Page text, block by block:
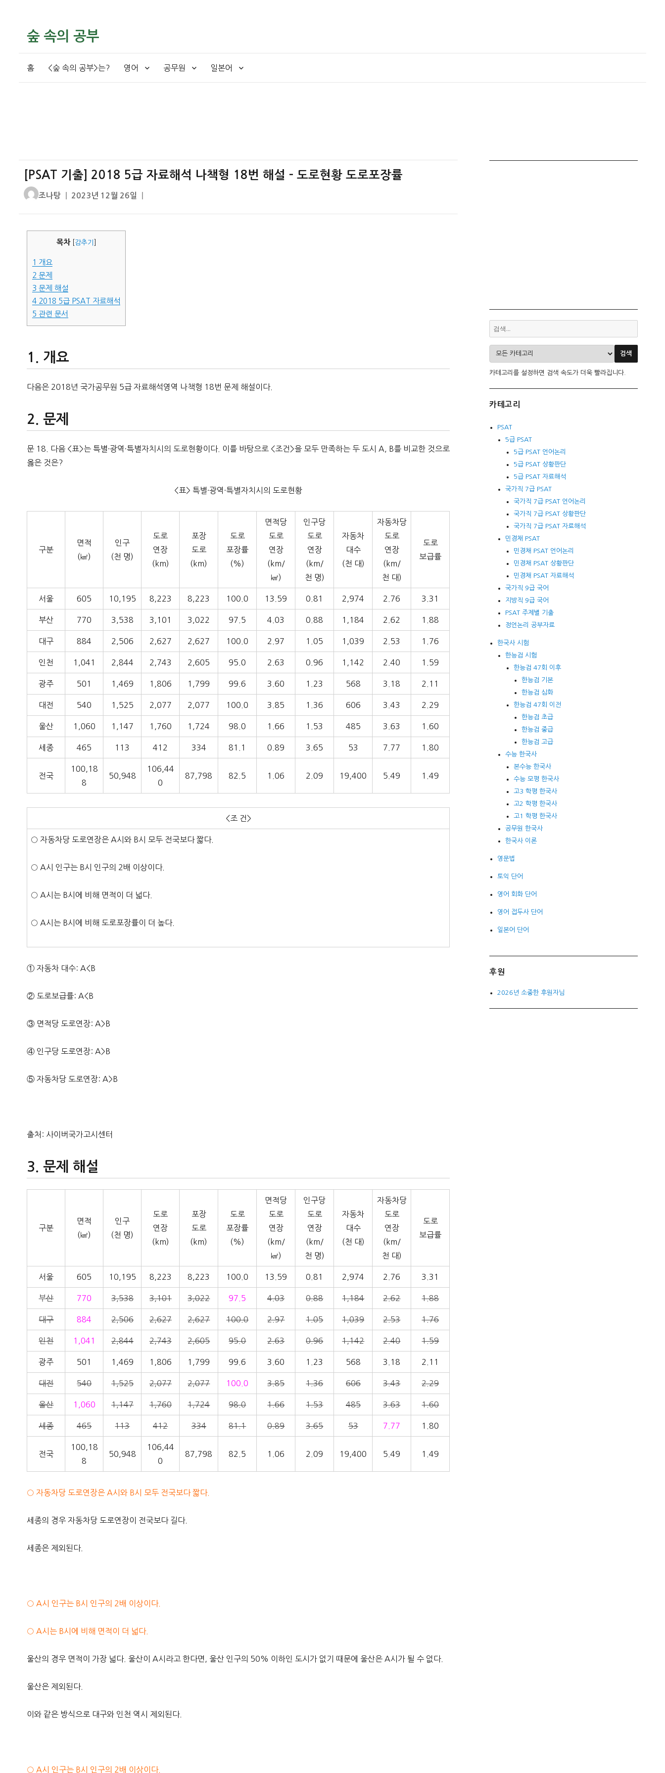
숲 속의 공부
홈 <숲 속의 공부>는? 영어 공무원 일본어
[PSAT 기출] 2018 5급 자료해석 나책형 18번 해설 – 도로현황 도로포장률
글
조나탕
작
자
2023년 12월 26일
목차 감추기
1 개요
2 문제
3 문제 해설
4 2018 5급 PSAT 자료해석
5 관련 문서
개요
다음은 2018년 국가공무원 5급 자료해석영역 나책형 18번 문제 해설이다.
문제
문 18. 다음 <표>는 특별·광역·특별자치시의 도로현황이다. 이를 바탕으로 <조건>을 모두 만족하는 두 도시 A, B를 비교한 것으로
옳은 것은?
<표> 특별·광역·특별자치시의 도로현황
구분
면적
(㎢)
인구
(천 명)
도로
연장
(km)
포장
도로
(km)
도로
포장률
(%)
면적당
도로
연장
(km/
㎢)
인구당
도로
연장
(km/
천 명)
자동차
대수
(천 대)
자동차당
도로
연장
(km/
천 대)
도로
보급률
서울 605 10,195 8,223 8,223 100.0 13.59 0.81 2,974 2.76 3.31
부산 770 3,538 3,101 3,022 97.5 4.03 0.88 1,184 2.62 1.88
대구 884 2,506 2,627 2,627 100.0 2.97 1.05 1,039 2.53 1.76
인천 1,041 2,844 2,743 2,605 95.0 2.63 0.96 1,142 2.40 1.59
광주 501 1,469 1,806 1,799 99.6 3.60 1.23 568 3.18 2.11
대전 540 1,525 2,077 2,077 100.0 3.85 1.36 606 3.43 2.29
울산 1,060 1,147 1,760 1,724 98.0 1.66 1.53 485 3.63 1.60
세종 465 113 412 334 81.1 0.89 3.65 53 7.77 1.80
전국
100,18
8
50,948
106,44
0
87,798 82.5 1.06 2.09 19,400 5.49 1.49
<조 건>
○ 자동차당 도로연장은 A시와 B시 모두 전국보다 짧다.
○ A시 인구는 B시 인구의 2배 이상이다.
○ A시는 B시에 비해 면적이 더 넓다.
○ A시는 B시에 비해 도로포장률이 더 높다.
① 자동차 대수: A<B
② 도로보급률: A<B
③ 면적당 도로연장: A>B
④ 인구당 도로연장: A>B
⑤ 자동차당 도로연장: A>B
출처: 사이버국가고시센터
문제 해설
구분
면적
(㎢)
인구
(천 명)
도로
연장
(km)
포장
도로
(km)
도로
포장률
(%)
면적당
도로
연장
(km/
㎢)
인구당
도로
연장
(km/
천 명)
자동차
대수
(천 대)
자동차당
도로
연장
(km/
천 대)
도로
보급률
서울 605 10,195 8,223 8,223 100.0 13.59 0.81 2,974 2.76 3.31
부산 770 3,538 3,101 3,022 97.5 4.03 0.88 1,184 2.62 1.88
대구 884 2,506 2,627 2,627 100.0 2.97 1.05 1,039 2.53 1.76
인천 1,041 2,844 2,743 2,605 95.0 2.63 0.96 1,142 2.40 1.59
광주 501 1,469 1,806 1,799 99.6 3.60 1.23 568 3.18 2.11
대전 540 1,525 2,077 2,077 100.0 3.85 1.36 606 3.43 2.29
울산 1,060 1,147 1,760 1,724 98.0 1.66 1.53 485 3.63 1.60
세종 465 113 412 334 81.1 0.89 3.65 53 7.77 1.80
전국
100,18
8
50,948
106,44
0
87,798 82.5 1.06 2.09 19,400 5.49 1.49
○ 자동차당 도로연장은 A시와 B시 모두 전국보다 짧다.
세종의 경우 자동차당 도로연장이 전국보다 길다.
세종은 제외된다.
○ A시 인구는 B시 인구의 2배 이상이다.
○ A시는 B시에 비해 면적이 더 넓다.
울산의 경우 면적이 가장 넓다. 울산이 A시라고 한다면, 울산 인구의 50% 이하인 도시가 없기 때문에 울산은 A시가 될 수 없다.
울산은 제외된다.
이와 같은 방식으로 대구와 인천 역시 제외된다.
○ A시 인구는 B시 인구의 2배 이상이다.
카테고리를 설정하면 검색 속도가 더욱 빨라집니다.
카테고리
PSAT
5급 PSAT
5급 PSAT 언어논리
5급 PSAT 상황판단
5급 PSAT 자료해석
국가직 7급 PSAT
국가직 7급 PSAT 언어논리
국가직 7급 PSAT 상황판단
국가직 7급 PSAT 자료해석
민경채 PSAT
민경채 PSAT 언어논리
민경채 PSAT 상황판단
민경채 PSAT 자료해석
국가직 9급 국어
지방직 9급 국어
PSAT 주제별 기출
정언논리 공부자료
한국사 시험
한능검 시험
한능검 47회 이후
한능검 기본
한능검 심화
한능검 47회 이전
한능검 초급
한능검 중급
한능검 고급
수능 한국사
본수능 한국사
수능 모평 한국사
고3 학평 한국사
고2 학평 한국사
고1 학평 한국사
공무원 한국사
한국사 이론
영문법
토익 단어
영어 회화 단어
영어 접두사 단어
일본어 단어
후원
2026년 소중한 후원자님